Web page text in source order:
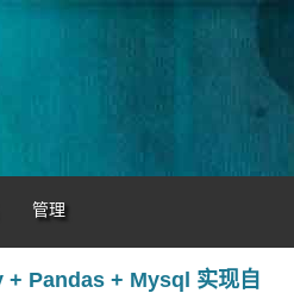
管理
Pandas + Mysql 实现自